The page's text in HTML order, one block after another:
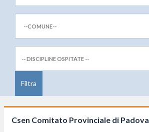
-- DISCIPLINE OSPITATE --
Csen Comitato Provinciale di Padova